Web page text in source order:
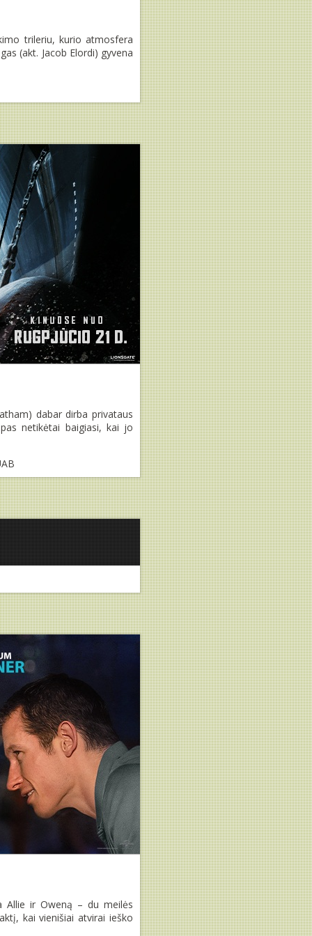
trileriu, kurio atmosfera
(akt. Jacob Elordi) gyvena
dabar dirba privataus
netikėtai baigiasi, kai jo
Allie ir Oweną – du meilės
kai vienišiai atvirai ieško